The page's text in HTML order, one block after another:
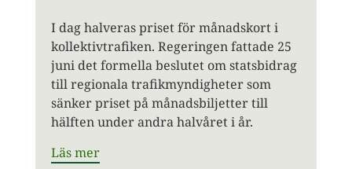
I dag halveras priset för månadskort i
kollektivtrafiken. Regeringen fattade 25
juni det formella beslutet om statsbidrag
till regionala trafikmyndigheter som
sänker priset på månadsbiljetter till
hälften under andra halvåret i år.
Läs mer